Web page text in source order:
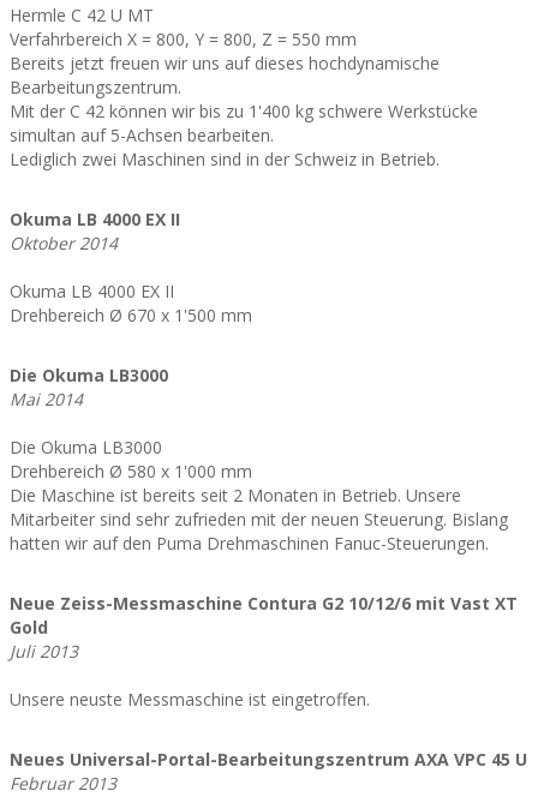
Hermle C 42 U MT
Verfahrbereich X = 800, Y = 800, Z = 550 mm
Bereits jetzt freuen wir uns auf dieses hochdynamische
Bearbeitungszentrum.
Mit der C 42 können wir bis zu 1'400 kg schwere Werkstücke
simultan auf 5-Achsen bearbeiten.
Lediglich zwei Maschinen sind in der Schweiz in Betrieb.
Okuma LB 4000 EX II
Oktober 2014
Okuma LB 4000 EX II
Drehbereich Ø 670 x 1'500 mm
Die Okuma LB3000
Mai 2014
Die Okuma LB3000
Drehbereich Ø 580 x 1'000 mm
Die Maschine ist bereits seit 2 Monaten in Betrieb. Unsere
Mitarbeiter sind sehr zufrieden mit der neuen Steuerung. Bislang
hatten wir auf den Puma Drehmaschinen Fanuc-Steuerungen.
Neue Zeiss-Messmaschine Contura G2 10/12/6 mit Vast XT
Gold
Juli 2013
Unsere neuste Messmaschine ist eingetroffen.
Neues Universal-Portal-Bearbeitungszentrum AXA VPC 45 U
Februar 2013